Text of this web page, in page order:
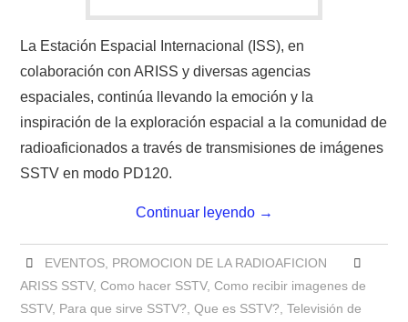
NUESTRAS ACTIVIDADES !
PATROCINADORES
PLAN DE BANDAS DE
RADIOAFICIONADOS EN MEXICO
PROPAGACIÓN
SALÓN DE LA FAMA DEL CRECJ
La Estación Espacial Internacional (ISS), en
colaboración con ARISS y diversas agencias
espaciales, continúa llevando la emoción y la
inspiración de la exploración espacial a la comunidad de
radioaficionados a través de transmisiones de imágenes
SSTV en modo PD120.
Continuar leyendo →
EVENTOS, PROMOCION DE LA RADIOAFICION
ARISS SSTV,Como hacer SSTV,Como recibir imagenes de
SSTV, Para que sirve SSTV? ,Que es SSTV? ,Televisión de